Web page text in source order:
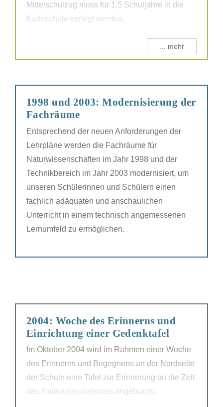
Mittelschulzug muss für 1,5 Schuljahre in die
Karlsschule verlegt werden.
... mehr
1998 und 2003: Modernisierung der
Fachräume
Entsprechend der neuen Anforderungen der
Lehrpläne werden die Fachräume für
Naturwissenschaften im Jahr 1998 und der
Technikbereich im Jahr 2003 modernisiert, um
unseren Schülerinnen und Schülern einen
fachlich adäquaten und anschaulichen
Unterricht in einem technisch angemessenen
Lernumfeld zu ermöglichen.
2004: Woche des Erinnerns und
Einrichtung einer Gedenktafel
Im Oktober 2004 wird im Rahmen einer Woche
des Erinnerns und Begegnens an der Nordseite
der Schule eine Tafel zur Erinnerung an die Zeit
des Nationalsozialismus angebracht.